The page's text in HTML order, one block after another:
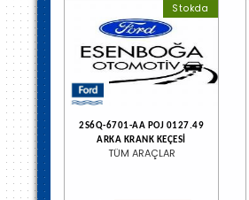
Stokda
2S6Q-6701-AA POJ 0127.49
ARKA KRANK KEÇESİ
TÜM ARAÇLAR